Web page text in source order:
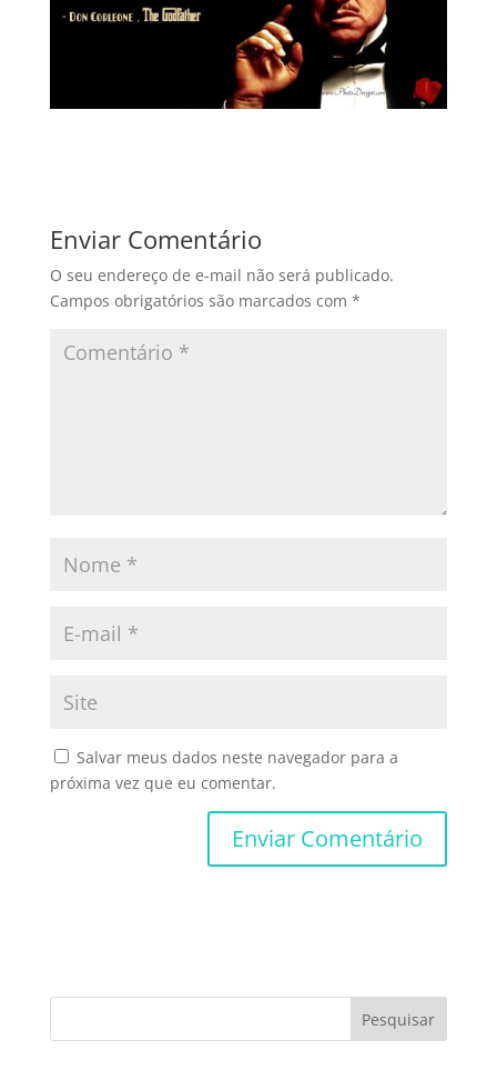
Enviar Comentário
O seu endereço de e-mail não será publicado.
Campos obrigatórios são marcados com *
Salvar meus dados neste navegador para a
próxima vez que eu comentar.